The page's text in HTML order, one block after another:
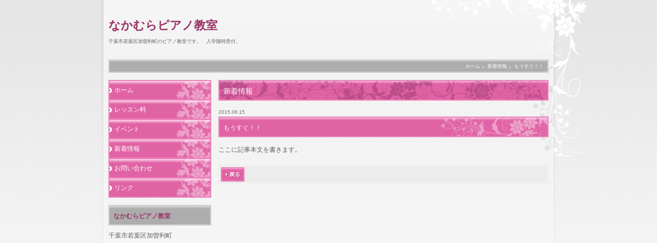
なかむらピアノ教室
千葉市若葉区加曽利町のピアノ教室です。 入学随時受付。
ホーム 新着情報 もうすぐ！！
新着情報
2015.06.15
もうすぐ！！
ここに記事本文を書きます。
戻る
ホーム
レッスン料
イベント
新着情報
お問い合わせ
リンク
なかむらピアノ教室
千葉市若葉区加曽利町